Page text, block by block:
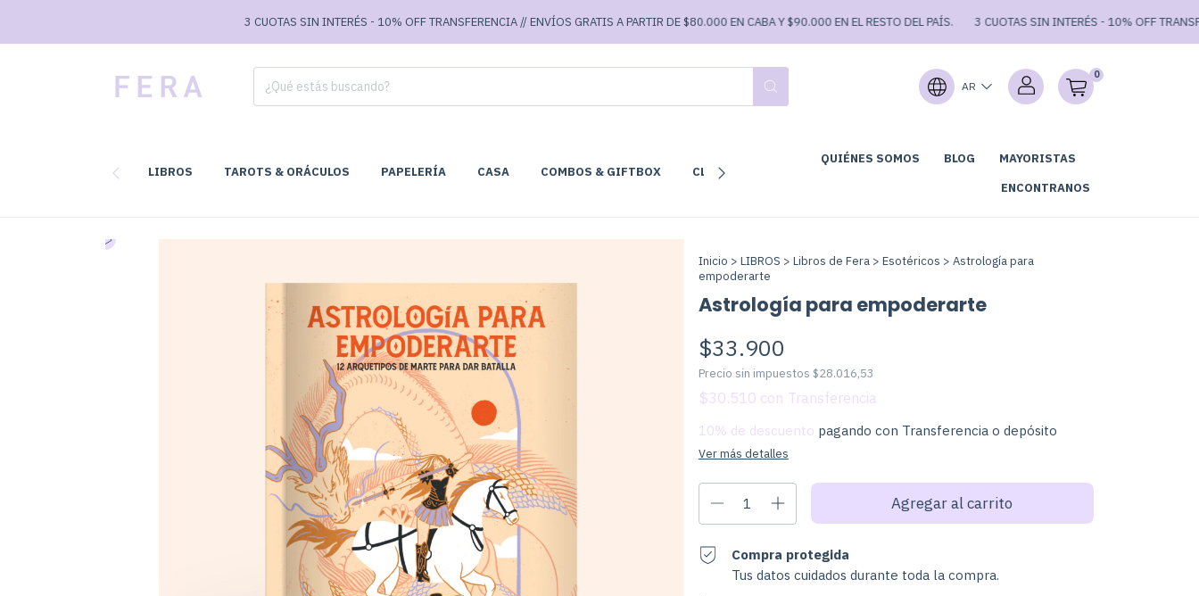
3 CUOTAS SIN INTERÉS - 10% OFF TRANSFERENCIA // ENVÍOS GRATIS A PARTIR DE $80.000 EN CABA Y $90.000 EN EL RESTO DEL PAÍS. 3 CUOTAS SIN INTERÉS - 10% OFF
AR
0
LIBROS TAROTS & ORÁCULOS PAPELERÍA CASA COMBOS & GIFTBOX CLUB DE LECTURA
QUIÉNES SOMOS BLOG
MAYORISTAS
ENCONTRANOS
Inicio > LIBROS > Libros de Fera > Esotéricos > Astrología para
empoderarte
Astrología para empoderarte
$33.900
Precio sin impuestos $28.016,53
$30.510 con
10% de descuento pagando con Transferencia o depósito
Ver más detalles
Compra protegida
Tus datos cuidados durante toda la compra.